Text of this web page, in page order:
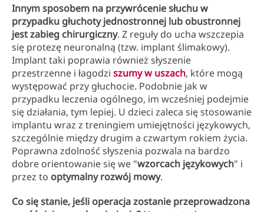
Innym sposobem na przywrócenie słuchu w
przypadku głuchoty jednostronnej lub obustronnej
jest zabieg chirurgiczny. Z reguły do ucha wszczepia
się protezę neuronalną (tzw. implant ślimakowy).
Implant taki poprawia również słyszenie
przestrzenne i łagodzi szumy w uszach, które mogą
występować przy głuchocie. Podobnie jak w
przypadku leczenia ogólnego, im wcześniej podejmie
się działania, tym lepiej. U dzieci zaleca się stosowanie
implantu wraz z treningiem umiejętności językowych,
szczególnie między drugim a czwartym rokiem życia.
Poprawna zdolność słyszenia pozwala na bardzo
dobre orientowanie się we "wzorcach językowych" i
przez to optymalny rozwój mowy.
Co się stanie, jeśli operacja zostanie przeprowadzona